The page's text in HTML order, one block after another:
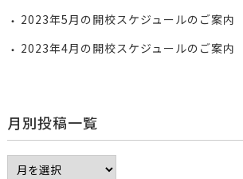
2023年5月の開校スケジュールのご案内
2023年4月の開校スケジュールのご案内
月別投稿一覧